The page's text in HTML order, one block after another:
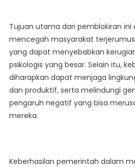
Tujuan utama dari pemblokiran ini
mencegah masyarakat
yang dapat menyebabkan
psikologis yang besar. Selain itu,
diharapkan dapat menjaga
dan produktif, serta melindungi
pengaruh negatif yang bisa
mereka.
Keberhasilan pemerintah dalam